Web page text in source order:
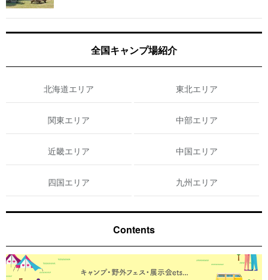
全国キャンプ場紹介
北海道エリア 東北エリア
関東エリア 中部エリア
近畿エリア 中国エリア
四国エリア 九州エリア
Contents